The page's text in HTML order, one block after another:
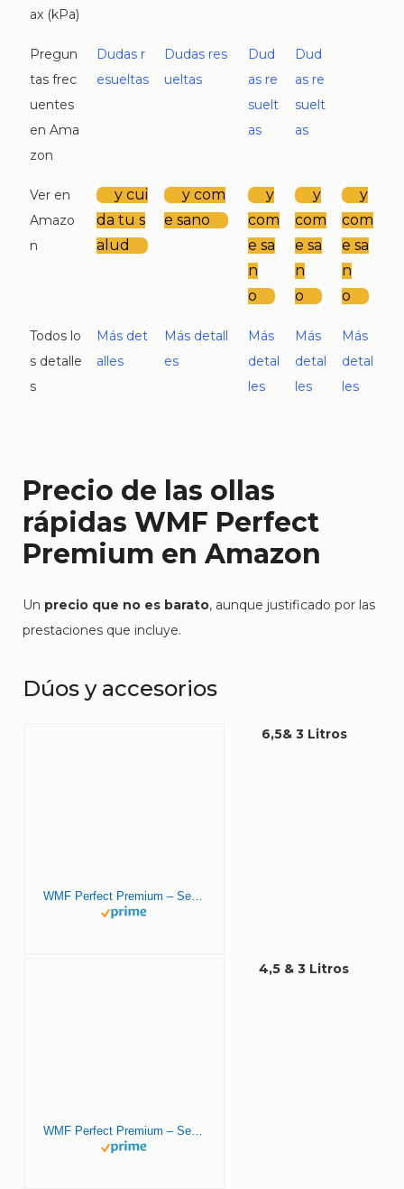
ax (kPa)
Pregun
tas frec
uentes
en Ama
zon
Dudas r
esueltas
Dudas res
ueltas
Dud
as re
suelt
as
Dud
as re
suelt
as
Ver en
Amazo
n
y cui
da tu s
alud
y com
e sano
y
com
e sa
n
o
y
com
e sa
n
o
y
com
e sa
n
o
Todos lo
s detalle
s
Más det
alles
Más detall
es
Más
detal
les
Más
detal
les
Más
detal
les
Precio de las ollas
rápidas WMF Perfect
Premium en Amazon
Un precio que no es barato, aunque justificado por las
prestaciones que incluye.
Dúos y accesorios
WMF Perfect Premium – Set con Olla Rápida 22 cm de diámetro y medio + cuerpo con cestillo de vapor, Acero Inoxidable para inducción, 6.5 L / 3 L
6,5& 3 Litros
WMF Perfect Premium – Set con Olla Rápida 22 cm de diámetro de 4 litros y medio + cuerpo 3 litros con cestillo de vapor, Acero Inoxidable para inducción
4,5 & 3 Litros